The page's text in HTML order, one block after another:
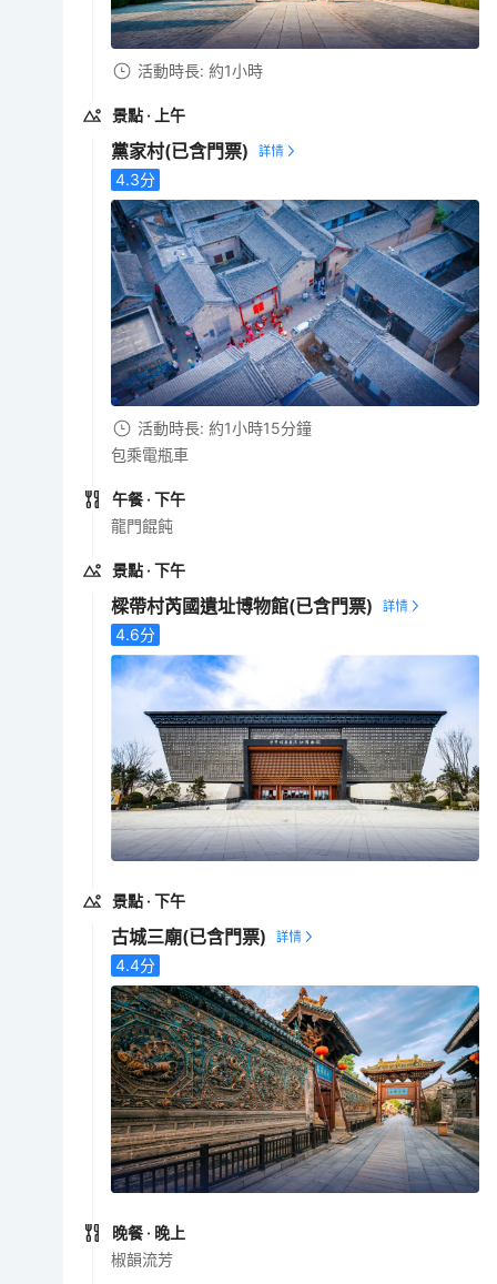
活動時長: 約1小時
景點 · 上午
黨家村(已含門票)
4.3分
活動時長: 約1小時15分鐘
包乘電瓶車
午餐 · 下午
龍門餛飩
景點 · 下午
樑帶村芮國遺址博物館(已含門票)
4.6分
景點 · 下午
古城三廟(已含門票)
4.4分
晚餐 · 晚上
椒韻流芳